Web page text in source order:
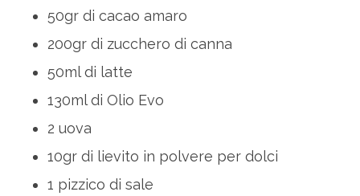
50gr di cacao amaro
200gr di zucchero di canna
50ml di latte
130ml di Olio Evo
2 uova
10gr di lievito in polvere per dolci
1 pizzico di sale